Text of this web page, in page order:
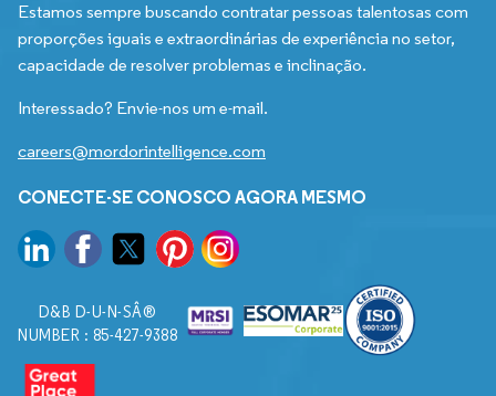
Estamos sempre buscando contratar pessoas talentosas com
proporções iguais e extraordinárias de experiência no setor,
capacidade de resolver problemas e inclinação.
Interessado? Envie-nos um e-mail.
careers@mordorintelligence.com
CONECTE-SE CONOSCO AGORA MESMO
D&B D-U-N-SÂ®
NUMBER : 85-427-9388